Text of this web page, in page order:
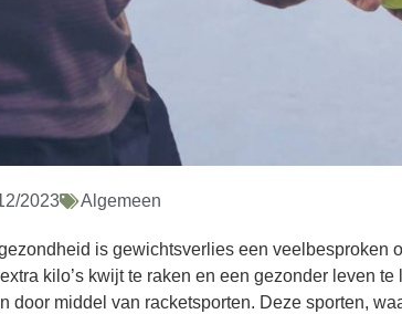
2023 Algemeen
is gewichtsverlies een veelbesproken
kilo’s kwijt te raken en een gezonder leven
door middel van racketsporten. Deze sporten,